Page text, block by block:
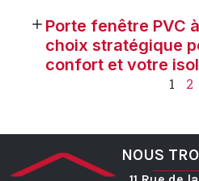
Porte fenêtre PVC
choix stratégique
confort et votre
1 2
NOUS